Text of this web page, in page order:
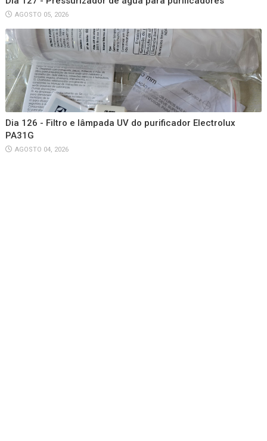
AGOSTO 05, 2026
Dia 126 - Filtro e lâmpada UV do purificador Electrolux
PA31G
AGOSTO 04, 2026